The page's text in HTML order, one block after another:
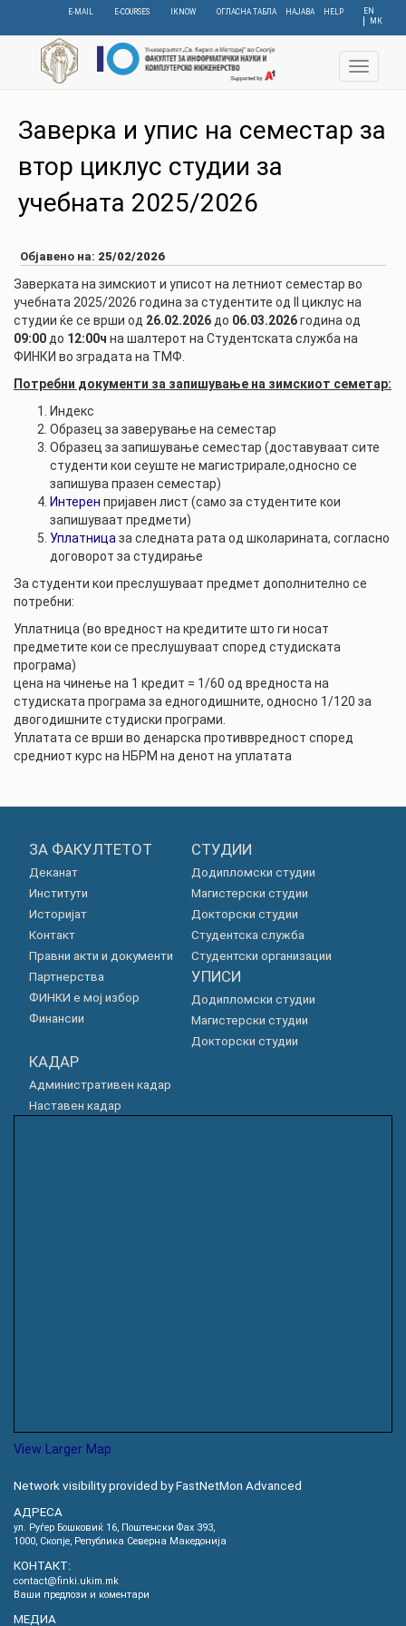
content
EN
МК
E-MAIL E-COURSES IKNOW ОГЛАСНА ТАБЛА НАЈАВА HELP
Toggle
Заверка и упис на семестар за
втор циклус студии за
учебната 2025/2026
Објавено на: 25/02/2026
Заверката на зимскиот и уписот на летниот семестар во
учебната 2025/2026 година за студентите од II циклус на
студии ќе се врши од 26.02.2026 до 06.03.2026година од
09:00 до 12:00ч на шалтерот на Студентската служба на
ФИНКИ во зградата на ТМФ.
Потребни документи за запишување на зимскиот семетар:
Индекс
Образец за заверување на семестар
Образец за запишување семестар (доставуваат сите
студенти кои сеуште не магистрирале,односно се
запишува празен семестар)
Интерен пријавен лист (само за студентите кои
запишуваат предмети)
Уплатница за следната рата од школарината, согласно
договорот за студирање
За студенти кои преслушуваат предмет дополнително се
потребни:
Уплатница (во вредност на кредитите што ги носат
предметите кои се преслушуваат според студиската
програма)
цена на чинење на 1 кредит = 1/60 од вредноста на
студиската програма за едногодишните, односно 1/120 за
двогодишните студиски програми.
Уплатата се врши во денарска противвредност според
средниот курс на НБРМ на денот на уплатата
ЗА ФАКУЛТЕТОТ
Деканат
Институти
Историјат
Контакт
Правни акти и документи
Партнерства
ФИНКИ е мој избор
Финансии
СТУДИИ
Додипломски студии
Магистерски студии
Докторски студии
Студентска служба
Студентски организации
УПИСИ
Додипломски студии
Магистерски студии
Докторски студии
КАДАР
Административен кадар
Наставен кадар
View Larger Map
Network visibility provided by FastNetMon Advanced
АДРЕСА
ул. Руѓер Бошковиќ 16, Пoштенски Фах 393,
1000, Скопје, Република Северна Македонија
КОНТАКТ:
contact@finki.ukim.mk
Ваши предлози и коментари
МЕДИА